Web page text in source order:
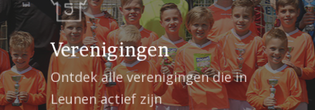
Verenigingen
Ontdek alle verenigingen die in
Leunen actief zijn